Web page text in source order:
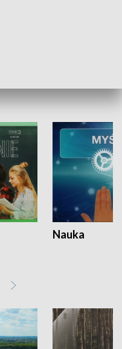
Nauka